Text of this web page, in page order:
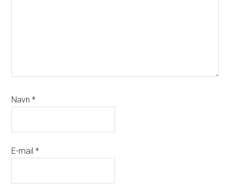
Navn*
E-mail*